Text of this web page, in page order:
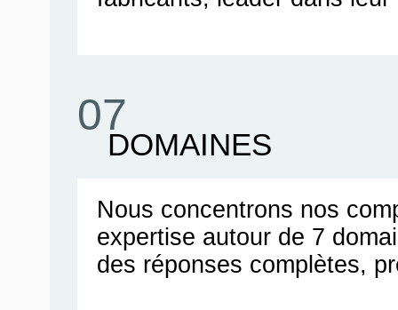
07
DOMAINES
Nous concentrons nos
expertise autour de 7
des réponses complètes,